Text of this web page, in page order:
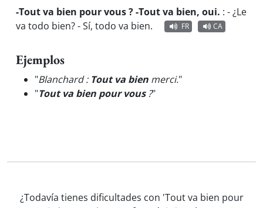
-Tout va bien pour vous ? -Tout va bien, oui. : - ¿Le
va todo bien? - Sí, todo va bien.
FR CA
Ejemplos
"Blanchard : Tout va bien merci."
"Tout va bien pour vous?"
¿Todavía tienes dificultades con 'Tout va bien pour